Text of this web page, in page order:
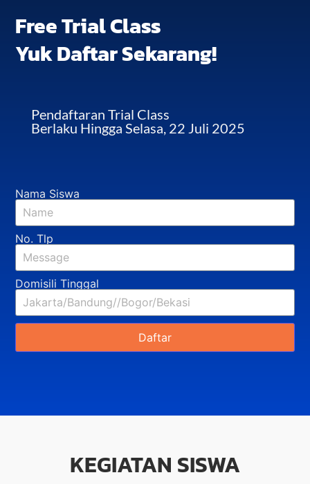
Free Trial Class
Yuk Daftar Sekarang!
Pendaftaran Trial Class
Berlaku Hingga Selasa, 22 Juli 2025
Nama Siswa
No. Tlp
Domisili Tinggal
Daftar
KEGIATAN SISWA